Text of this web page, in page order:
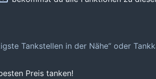
Tankstellen in der Nähe“ oder
Preis tanken!